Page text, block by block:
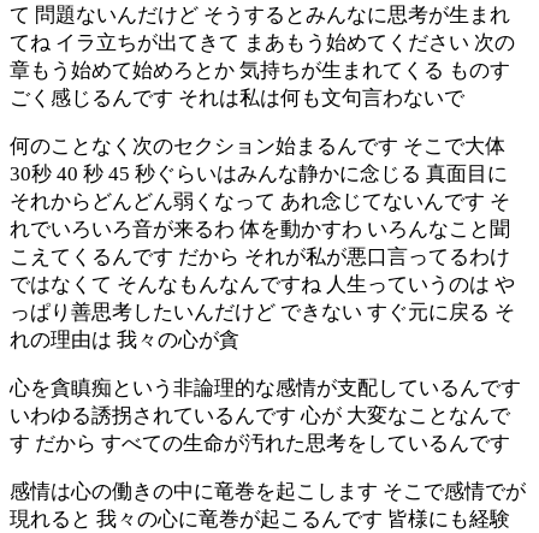
て 問題ないんだけど そうするとみんなに思考が生まれ
てね イラ立ちが出てきて まあもう始めてください 次の
章もう始めて始めろとか 気持ちが生まれてくる ものす
ごく感じるんです それは私は何も文句言わないで
何のことなく次のセクション始まるんです そこで大体
30秒 40 秒 45 秒ぐらいはみんな静かに念じる 真面目に
それからどんどん弱くなって あれ念じてないんです そ
れでいろいろ音が来るわ 体を動かすわ いろんなこと聞
こえてくるんです だから それが私が悪口言ってるわけ
ではなくて そんなもんなんですね 人生っていうのは や
っぱり善思考したいんだけど できない すぐ元に戻る そ
れの理由は 我々の心が貪
心を貪瞋痴という非論理的な感情が支配しているんです
いわゆる誘拐されているんです 心が 大変なことなんで
す だから すべての生命が汚れた思考をしているんです
感情は心の働きの中に竜巻を起こします そこで感情でが
現れると 我々の心に竜巻が起こるんです 皆様にも経験